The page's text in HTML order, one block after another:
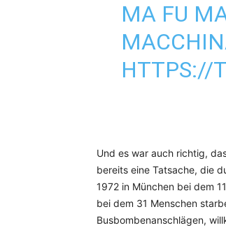
MA FU
HTTPS://
Und es war auch richtig,
bereits eine Tatsache, die
1972 in München bei dem
bei dem 31 Menschen
Busbombenanschlägen,